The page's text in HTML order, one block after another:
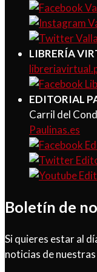
LIBRERÍA
EDITORIAL
Carril del
Paulinas.es
Boletín de
Si quieres estar al
noticias de